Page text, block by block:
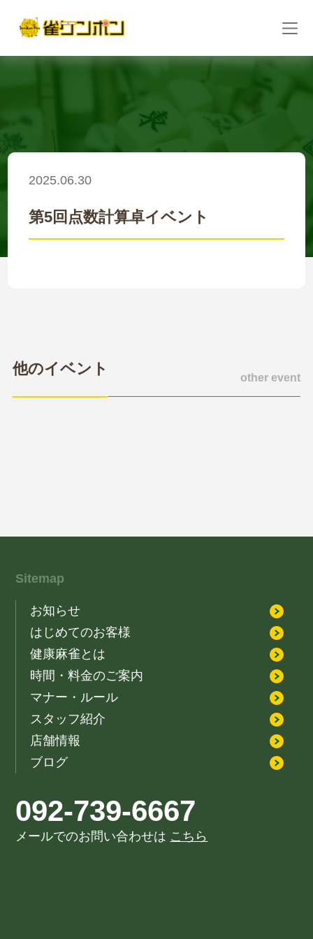
2025.06.30
第5回点数計算卓イベント
他のイベント other event
Sitemap
お知らせ
はじめてのお客様
健康麻雀とは
時間・料金のご案内
マナー・ルール
スタッフ紹介
店舗情報
ブログ
092-739-6667
メールでのお問い合わせは こちら